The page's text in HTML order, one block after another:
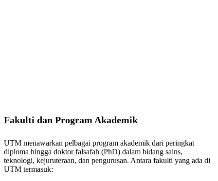
Fakulti dan Program Akademik
UTM menawarkan pelbagai program akademik dari peringkat
diploma hingga doktor falsafah (PhD) dalam bidang sains,
teknologi, kejuruteraan, dan pengurusan. Antara fakulti yang ada di
UTM termasuk: